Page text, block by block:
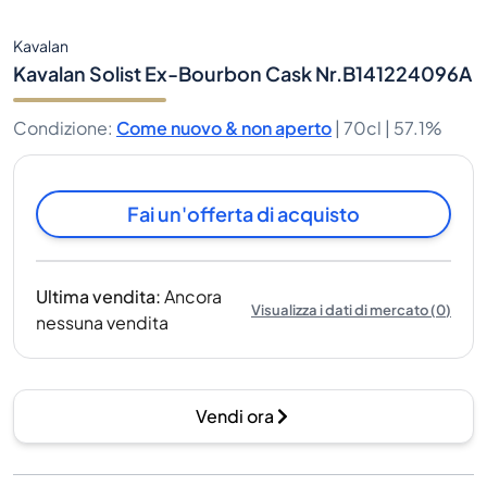
Kavalan
Kavalan Solist Ex-Bourbon Cask Nr.B141224096A
Condizione: Come nuovo & non aperto | 70cl | 57.1%
Fai un'offerta di acquisto
Ultima vendita:Ancora
nessuna vendita
Visualizza i dati di mercato(0)
Vendi ora